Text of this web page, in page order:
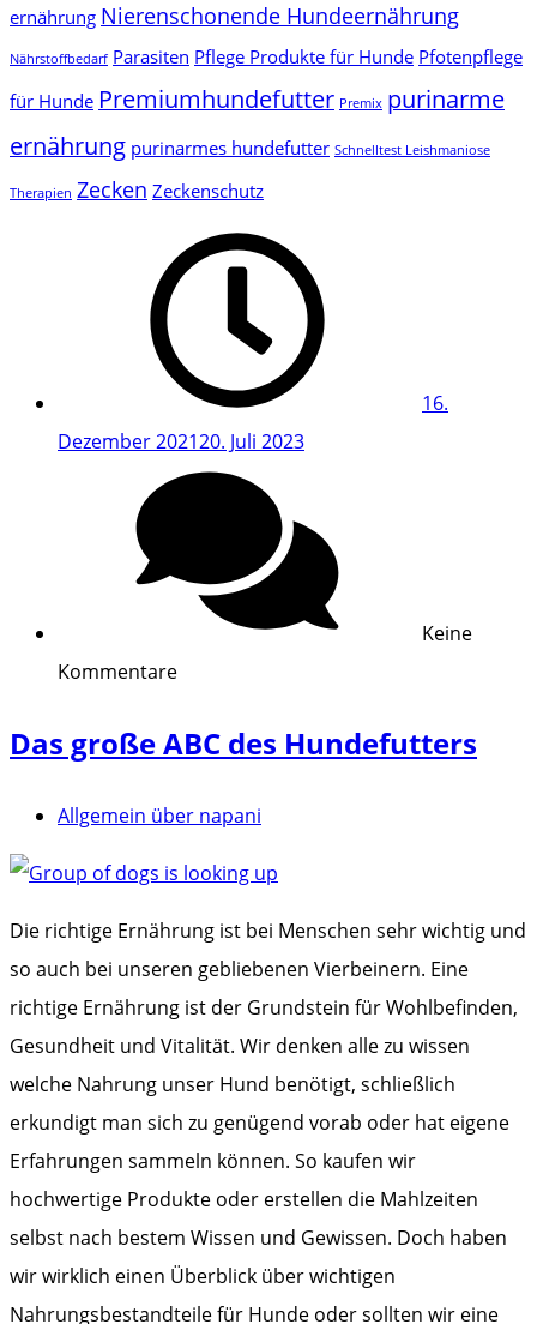
ernährung Nierenschonende Hundeernährung
Nährstoffbedarf Parasiten Pflege Produkte für Hunde Pfotenpflege
für Hunde Premiumhundefutter Premix purinarme
ernährung purinarmes hundefutter Schnelltest Leishmaniose
Therapien Zecken Zeckenschutz
16.
Dezember 202120. Juli 2023
Keine
Kommentare
Das große ABC des Hundefutters
Allgemein über napani
Die richtige Ernährung ist bei Menschen sehr wichtig und
so auch bei unseren gebliebenen Vierbeinern. Eine
richtige Ernährung ist der Grundstein für Wohlbefinden,
Gesundheit und Vitalität. Wir denken alle zu wissen
welche Nahrung unser Hund benötigt, schließlich
erkundigt man sich zu genügend vorab oder hat eigene
Erfahrungen sammeln können. So kaufen wir
hochwertige Produkte oder erstellen die Mahlzeiten
selbst nach bestem Wissen und Gewissen. Doch haben
wir wirklich einen Überblick über wichtigen
Nahrungsbestandteile für Hunde oder sollten wir eine